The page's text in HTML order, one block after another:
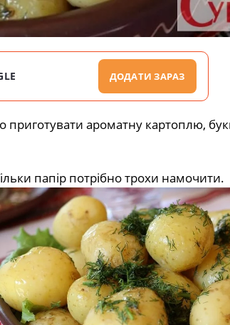
ДОДАТИ ЗАРАЗ
ароматну картоплю,
папір потрібно трохи намочити.